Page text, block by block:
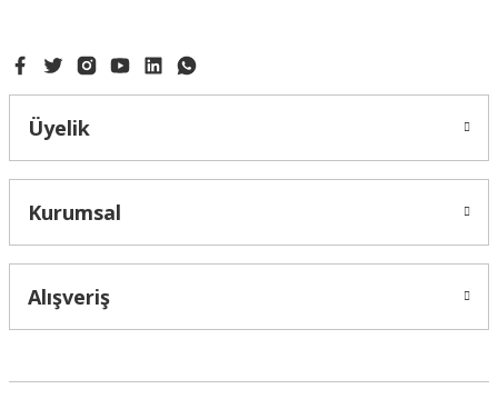
Üyelik
Kurumsal
Alışveriş